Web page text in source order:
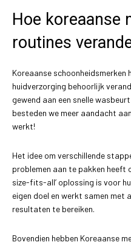
Hoe koreaanse
routines
Koreaanse schoonheidsmerken
huidverzorging behoorlijk
gewend aan een snelle
besteden we meer aandacht
werkt!
Het idee om verschillende
problemen aan te pakken heeft
size-fits-all’ oplossing is voor
eigen doel en werkt samen met
resultaten te bereiken.
Bovendien hebben Koreaanse